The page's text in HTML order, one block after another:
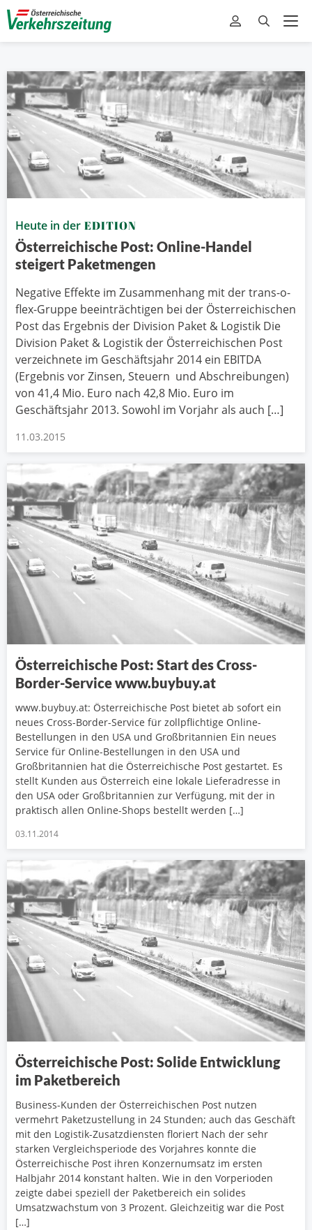
Heute in der EDITION
Österreichische Post: Online-Handel
steigert Paketmengen
Negative Effekte im Zusammenhang mit der trans-o-
flex-Gruppe beeinträchtigen bei der Österreichischen
Post das Ergebnis der Division Paket & Logistik Die
Division Paket & Logistik der Österreichischen Post
verzeichnete im Geschäftsjahr 2014 ein EBITDA
(Ergebnis vor Zinsen, Steuern und Abschreibungen)
von 41,4 Mio. Euro nach 42,8 Mio. Euro im
Geschäftsjahr 2013. Sowohl im Vorjahr als auch […]
11.03.2015
Österreichische Post: Start des Cross-
Border-Service www.buybuy.at
www.buybuy.at: Österreichische Post bietet ab sofort ein
neues Cross-Border-Service für zollpflichtige Online-
Bestellungen in den USA und Großbritannien Ein neues
Service für Online-Bestellungen in den USA und
Großbritannien hat die Österreichische Post gestartet. Es
stellt Kunden aus Österreich eine lokale Lieferadresse in
den USA oder Großbritannien zur Verfügung, mit der in
praktisch allen Online-Shops bestellt werden […]
03.11.2014
Österreichische Post: Solide Entwicklung
im Paketbereich
Business-Kunden der Österreichischen Post nutzen
vermehrt Paketzustellung in 24 Stunden; auch das Geschäft
mit den Logistik-Zusatzdiensten floriert Nach der sehr
starken Vergleichsperiode des Vorjahres konnte die
Österreichische Post ihren Konzernumsatz im ersten
Halbjahr 2014 konstant halten. Wie in den Vorperioden
zeigte dabei speziell der Paketbereich ein solides
Umsatzwachstum von 3 Prozent. Gleichzeitig war die Post
[…]